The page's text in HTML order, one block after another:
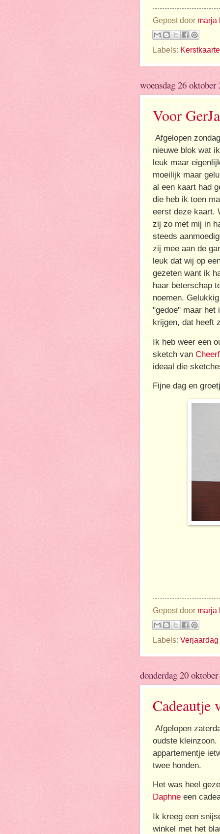
Gepost door marja
Labels:
woensdag 26 oktober
Voor
Afgelopen
nieuwe blok wat
leuk maar
moeilijk maar
al een kaart had
die heb ik toen
eerst deze kaart.
zij zo met mij in
steeds
zij mee aan de
leuk dat wij op
gezeten want ik
haar beterschap
noemen.
"gedoe" maar het
krijgen, dat heeft
Ik heb weer een
sketch van
ideaal die
Fijne dag en
Gepost door marja
Labels:
donderdag 20
Cadeautje
Afgelopen
oudste
appartementje
twee honden.
Het was heel
Daphne een
Ik kreeg een
winkel met het